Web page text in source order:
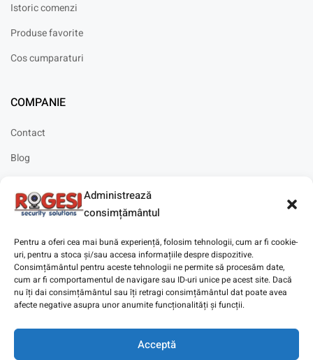
Administrează
consimțământul
Pentru a oferi cea mai bună experiență, folosim tehnologii, cum ar fi cookie-
uri, pentru a stoca și/sau accesa informațiile despre dispozitive.
Consimțământul pentru aceste tehnologii ne permite să procesăm date,
cum ar fi comportamentul de navigare sau ID-uri unice pe acest site. Dacă
nu îți dai consimțământul sau îți retragi consimțământul dat poate avea
afecte negative asupra unor anumite funcționalități și funcții.
Acceptă
Istoric comenzi
Produse favorite
Cos cumparaturi
COMPANIE
Contact
Blog
Solicitare instalare
Copyright © 2025Digitaz.